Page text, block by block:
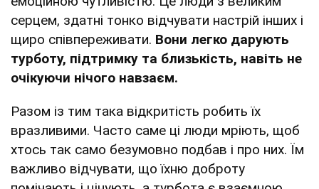
серцем, здатні тонко відчувати настрій інших і
щиро співпереживати. Вони легко дарують
турботу, підтримку та близькість, навіть не
очікуючи нічого навзаєм.
Разом із тим така відкритість робить їх
вразливими. Часто саме ці люди мріють, щоб
хтось так само безумовно подбав і про них. Їм
важливо відчувати, що їхню доброту